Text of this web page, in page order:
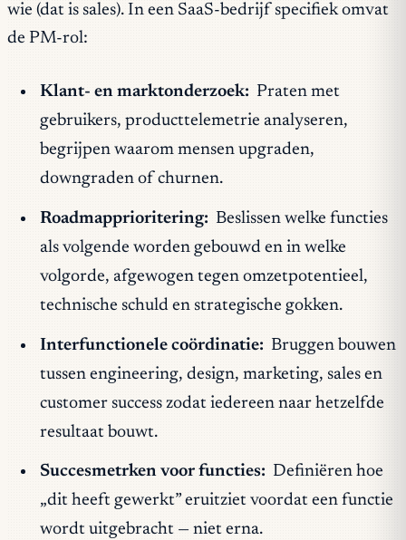
wie (dat is sales). In een SaaS-bedrijf specifiek omvat
de PM-rol:
Klant- en marktonderzoek: Praten met
gebruikers, producttelemetrie analyseren,
begrijpen waarom mensen upgraden,
downgraden of churnen.
Roadmapprioritering: Beslissen welke functies
als volgende worden gebouwd en in welke
volgorde, afgewogen tegen omzetpotentieel,
technische schuld en strategische gokken.
Interfunctionele coördinatie: Bruggen bouwen
tussen engineering, design, marketing, sales en
customer success zodat iedereen naar hetzelfde
resultaat bouwt.
Succesmetrken voor functies: Definiëren hoe
„dit heeft gewerkt” eruitziet voordat een functie
wordt uitgebracht — niet erna.